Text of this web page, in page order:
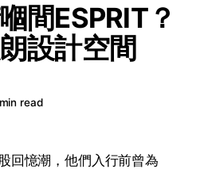
間ESPRIT？
設計空間
read
回憶潮，他們入行前曾為